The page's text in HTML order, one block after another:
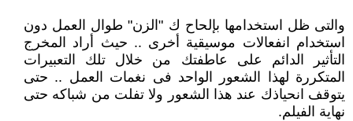
والتى ظل استخدامها بإلحاح ك "الزن" طوال العمل دون
استخدام انفعالات موسيقية أخرى .. حيث أراد المخرج
التأثير الدائم على عاطفتك من خلال تلك التعبيرات
المتكررة لهذا الشعور الواحد فى نغمات العمل .. حتى
يتوقف انحياذك عند هذا الشعور ولا تفلت من شباكه حتى
نهاية الفيلم.